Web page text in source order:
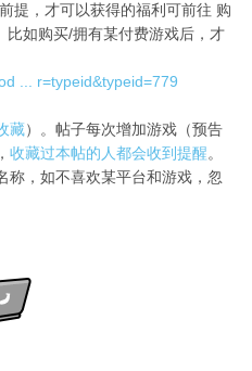
提，才可以获得的福利可前往 购
如购买/拥有某付费游戏后，才
... r=typeid&typeid=779
藏）。帖子每次增加游戏（预告
收藏过本帖的人都会收到提醒。
称，如不喜欢某平台和游戏，忽